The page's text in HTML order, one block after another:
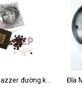
Đĩa Máy Xay DF83 -FLAT BURR DLC 83MM